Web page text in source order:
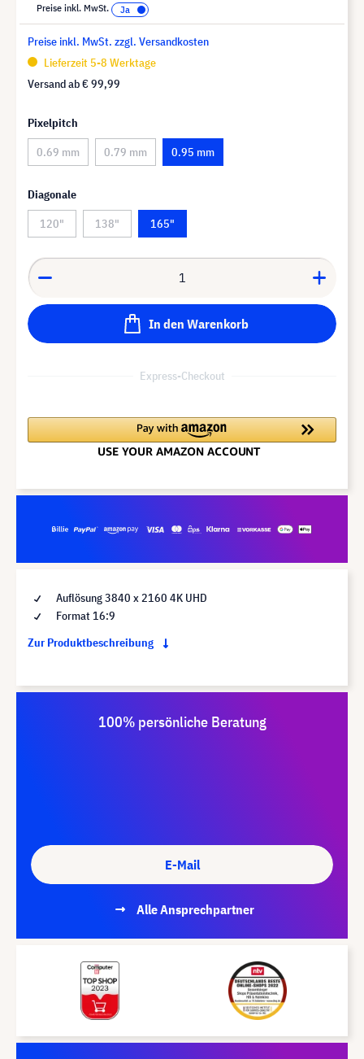
Preise inkl. MwSt.
Preise inkl. MwSt. zzgl. Versandkosten
Lieferzeit 5-8 Werktage
Versand ab€ 99,99
Pixelpitch
0.69 mm
0.79 mm 0.95 mm
Diagonale
120"
138" 165"
In den Warenkorb
Express-Checkout
Auflösung 3840 x 2160 4K UHD
Format 16:9
Zur Produktbeschreibung
100% persönliche Beratung
E-Mail
Alle Ansprechpartner